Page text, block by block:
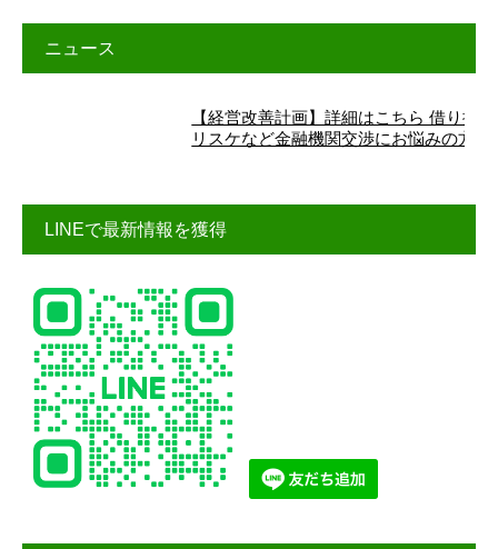
ニュース
【経営改善計画】詳細はこちら 借り換え、
リスケなど金融機関交渉にお悩みの方へ
LINEで最新情報を獲得